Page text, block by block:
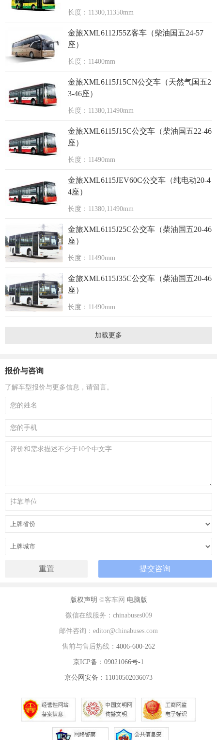
长度：11300,11350mm
金旅XML6112J55Z客车（柴油国五24-57
座）
长度：11400mm
金旅XML6115J15CN公交车（天然气国五2
3-46座）
长度：11380,11490mm
金旅XML6115J15C公交车（柴油国五22-46
座）
长度：11490mm
金旅XML6115JEV60C公交车（纯电动20-4
4座）
长度：11380,11490mm
金旅XML6115J25C公交车（柴油国五20-46
座）
长度：11490mm
金旅XML6115J35C公交车（柴油国五20-46
座）
长度：11490mm
加载更多
报价与咨询
了解车型报价与更多信息，请留言。
版权声明 ©客车网 电脑版
微信在线服务：chinabuses009
邮件咨询：editor@chinabuses.com
售前与售后热线： 4006-600-262
京ICP备：09021066号-1
京公网安备：11010502036073